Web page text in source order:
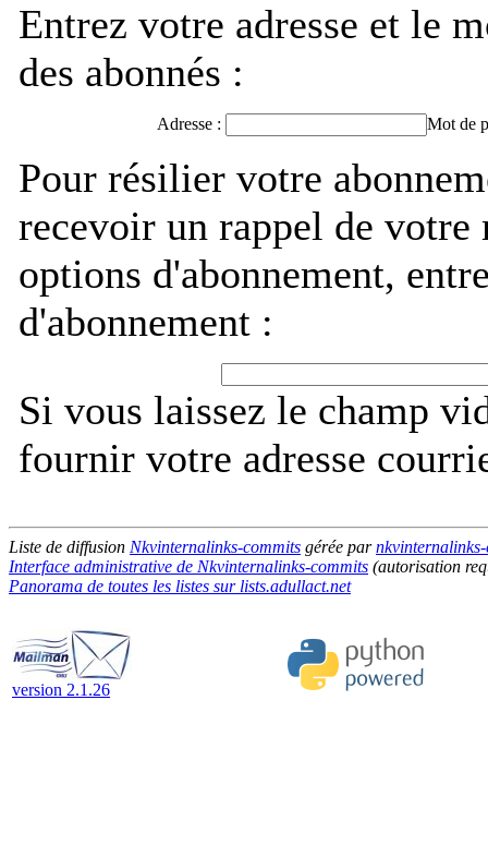
Entrez votre adresse et le
des abonnés :
Adresse : Mot de
Pour résilier votre
recevoir un rappel de
options d'abonnement,
d'abonnement :
Si vous laissez le champ
fournir votre adresse
Liste de diffusion Nkvinternalinks-commits gérée par
Interface administrative de Nkvinternalinks-commits (autorisation
Panorama de toutes les listes sur lists.adullact.net
version 2.1.26